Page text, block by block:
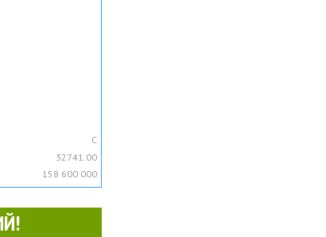
C
32741.00
158 600 000